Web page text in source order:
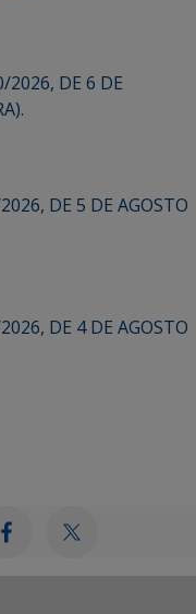
2026, DE 6 DE
DE 5 DE AGOSTO
DE 4 DE AGOSTO